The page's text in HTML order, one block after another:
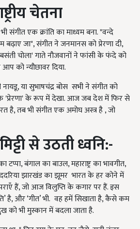
चेतना
भी संगीत एक क्रांति का माध्यम बना. "वन्दे
जा", संगीत ने जनमानस को प्रेरणा दी,
चोला' गाते नौजवानों ने फांसी के फंदे को
को न्यौछावर दिया.
नायडू, या सुभाषचंद्र बोस सभी ने संगीत को
'प्रेरणा' के रूप में देखा. आज जब देश में फिर से
है, तब भी संगीत एक अमोघ अस्त्र है , जो
से उठती ध्वनि:-
टप्पा, बंगाल का बाउल, महाराष्ट्र का भावगीत,
झारखंड का झूमर भारत के हर कोने में
हैं, जो आज विलुप्ति के कगार पर हैं. इस
है, और ‘गीत’ भी. वह हमें सिखाता है, कैसे कम
को भी मुस्कान में बदला जाता है.